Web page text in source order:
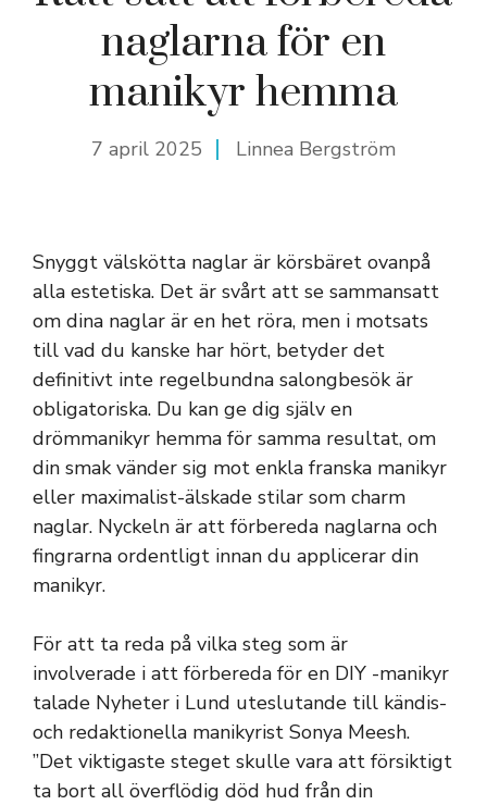
naglarna för en
manikyr hemma
7 april 2025 Linnea Bergström
Snyggt välskötta naglar är körsbäret ovanpå
alla estetiska. Det är svårt att se sammansatt
om dina naglar är en het röra, men i motsats
till vad du kanske har hört, betyder det
definitivt inte regelbundna salongbesök är
obligatoriska. Du kan ge dig själv en
drömmanikyr hemma för samma resultat, om
din smak vänder sig mot enkla franska manikyr
eller maximalist-älskade stilar som charm
naglar. Nyckeln är att förbereda naglarna och
fingrarna ordentligt innan du applicerar din
manikyr.
För att ta reda på vilka steg som är
involverade i att förbereda för en DIY -manikyr
talade Nyheter i Lund uteslutande till kändis-
och redaktionella manikyrist Sonya Meesh.
”Det viktigaste steget skulle vara att försiktigt
ta bort all överflödig död hud från din